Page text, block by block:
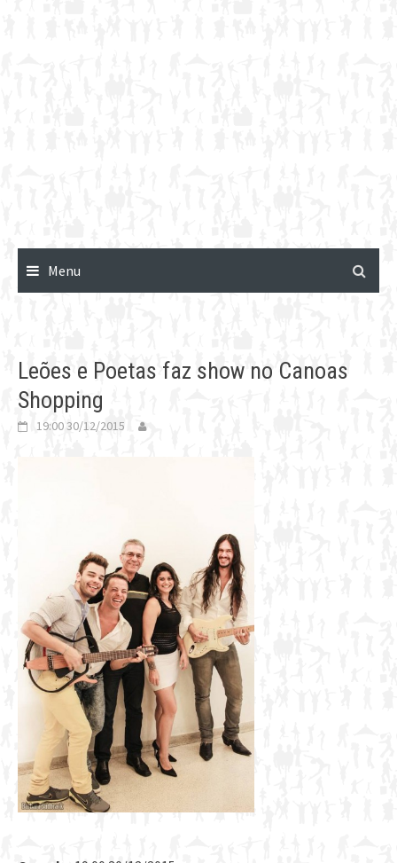
Menu
Leões e Poetas faz show no Canoas
Shopping
19:00 30/12/2015